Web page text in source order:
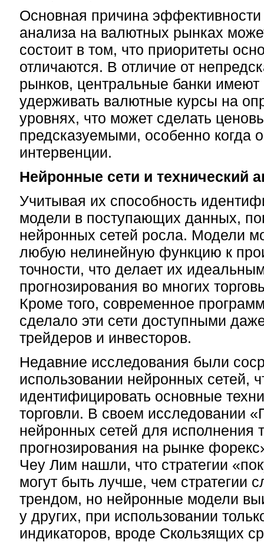
Основная причина эффективности
анализа на валютных рынках
состоит в том, что приоритеты
отличаются. В отличие от
рынков, центральные банки
удерживать валютные курсы на
уровнях, что может сделать
предсказуемыми, особенно когда
интервенции.
Нейронные сети и технический
Учитывая их способность
модели в поступающих данных,
нейронных сетей росла. Модели
любую нелинейную функцию к
точности, что делает их
прогнозирования во многих
Кроме того, современное
сделало эти сети доступными
трейдеров и инвесторов.
Недавние исследования были
использовании нейронных сетей,
идентифицировать основные
торговли. В своем исследовании
нейронных сетей для исполнения
прогнозирования на рынке
Чеу Лим нашли, что стратегии
могут быть лучше, чем стратегии
трендом, но нейронные модели
у других, при использовании
индикаторов, вроде Скользящих